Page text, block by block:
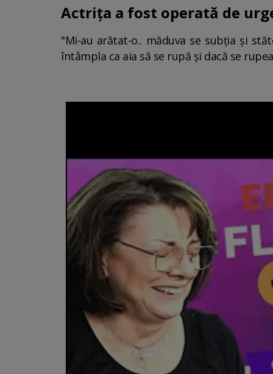
Actrița a fost operată de
"Mi-au arătat-o.. măduva se subția și
întâmpla ca aia să se rupă și dacă se